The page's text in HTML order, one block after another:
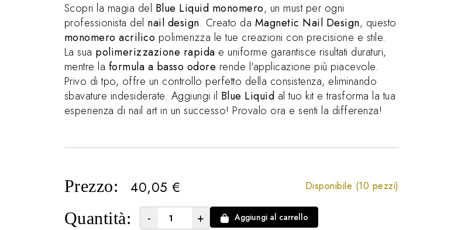
Scopri la magia del Blue Liquid monomero, un must per ogni
professionista del nail design. Creato da Magnetic Nail Design, questo
monomero acrilico polimerizza le tue creazioni con precisione e stile.
La sua polimerizzazione rapida e uniforme garantisce risultati duraturi,
mentre la formula a basso odore rende l'applicazione più piacevole.
Privo di tpo, offre un controllo perfetto della consistenza, eliminando
sbavature indesiderate. Aggiungi il Blue Liquid al tuo kit e trasforma la tua
esperienza di nail art in un successo! Provalo ora e senti la differenza!
Prezzo: 40,05€ Disponibile (10 pezzi)
Quantità: - + Aggiungi al carrello